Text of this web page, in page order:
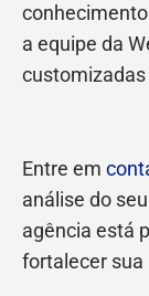
a equipe da
Entre em
análise do
agência está
fortalecer sua